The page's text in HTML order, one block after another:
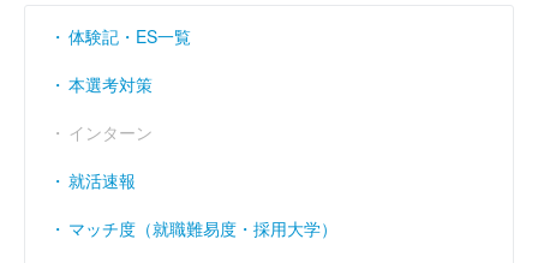
体験記・ES一覧
本選考対策
インターン
就活速報
マッチ度（就職難易度・採用大学）